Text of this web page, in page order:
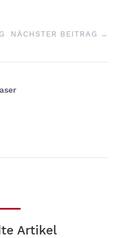
NÄCHSTER BEITRAG →
Artikel